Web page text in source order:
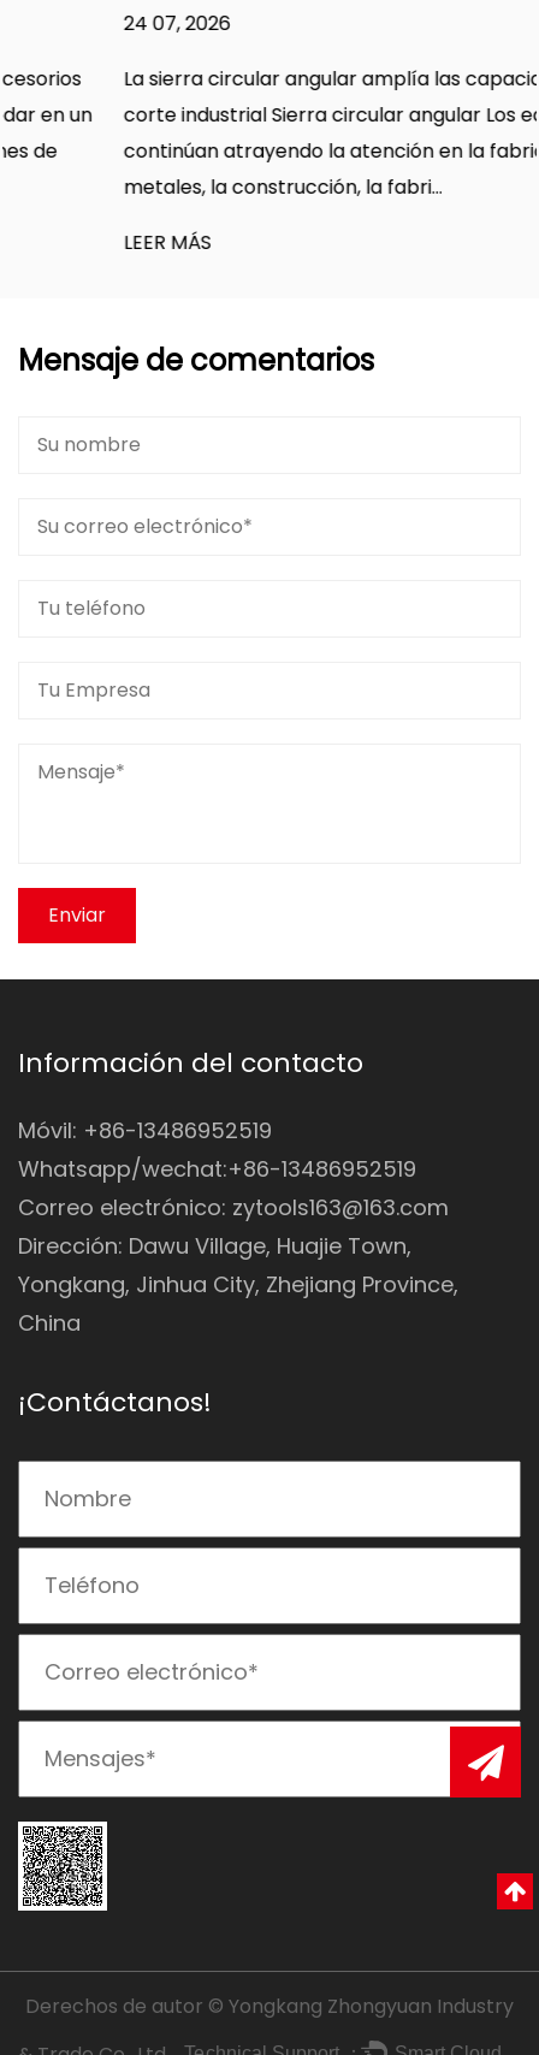
24 07, 2026
La sierra circular angular amplía las capacidades de
corte industrial Sierra circular angular Los equipos
continúan atrayendo la atención en la fabricación de
metales, la construcción, la fabri...
Mensaje de comentarios
Información del contacto
Móvil: +86-13486952519
Whatsapp/wechat:+86-13486952519
Correo electrónico: zytools163@163.com
Dirección: Dawu Village, Huajie Town,
Yongkang, Jinhua City, Zhejiang Province,
China
¡Contáctanos!
Derechos de autor © Yongkang Zhongyuan Industry